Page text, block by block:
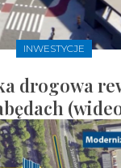
INWESTYCJE
drogowa